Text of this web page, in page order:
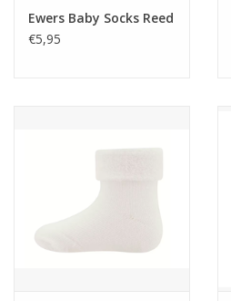
Ewers Baby Socks Reed
€5,95